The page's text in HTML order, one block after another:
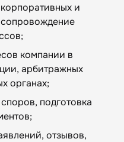
и
сопровождение
компании в
арбитражных
органах;
подготовка
отзывов,